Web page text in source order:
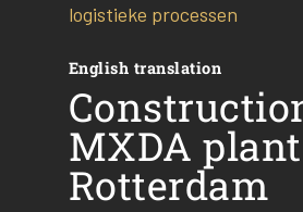
logistieke processen
English translation
MXDA
Rotterdam